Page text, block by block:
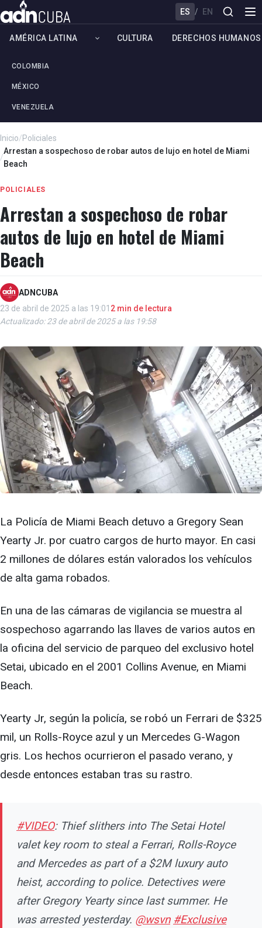
ES / EN
AMÉRICA LATINA
COLOMBIA
MÉXICO
VENEZUELA
CULTURA DERECHOS HUMANOS
Inicio/Policiales
/
Arrestan a sospechoso de robar autos de lujo en hotel de Miami
Beach
POLICIALES
Arrestan a sospechoso de robar
autos de lujo en hotel de Miami
Beach
ADNCUBA
23 de abril de 2025 a las 19:01 2 min de lectura
Actualizado: 23 de abril de 2025 a las 19:58
La Policía de Miami Beach detuvo a Gregory Sean
Yearty Jr. por cuatro cargos de hurto mayor. En casi
2 millones de dólares están valorados los vehículos
de alta gama robados.
En una de las cámaras de vigilancia se muestra al
sospechoso agarrando las llaves de varios autos en
la oficina del servicio de parqueo del exclusivo hotel
Setai, ubicado en el 2001 Collins Avenue, en Miami
Beach.
Yearty Jr, según la policía, se robó un Ferrari de $325
mil, un Rolls-Royce azul y un Mercedes G-Wagon
gris. Los hechos ocurrieron el pasado verano, y
desde entonces estaban tras su rastro.
#VIDEO: Thief slithers into The Setai Hotel
valet key room to steal a Ferrari, Rolls-Royce
and Mercedes as part of a $2M luxury auto
heist, according to police. Detectives were
after Gregory Yearty since last summer. He
was arrested yesterday. @wsvn #Exclusive